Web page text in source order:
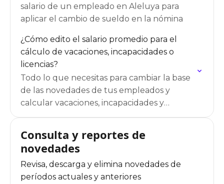
salario de un empleado en Aleluya para
aplicar el cambio de sueldo en la nómina
¿Cómo edito el salario promedio para el
cálculo de vacaciones, incapacidades o
licencias?
Todo lo que necesitas para cambiar la base
de las novedades de tus empleados y
calcular vacaciones, incapacidades y
licencias.
Consulta y reportes de
novedades
Revisa, descarga y elimina novedades de
períodos actuales y anteriores